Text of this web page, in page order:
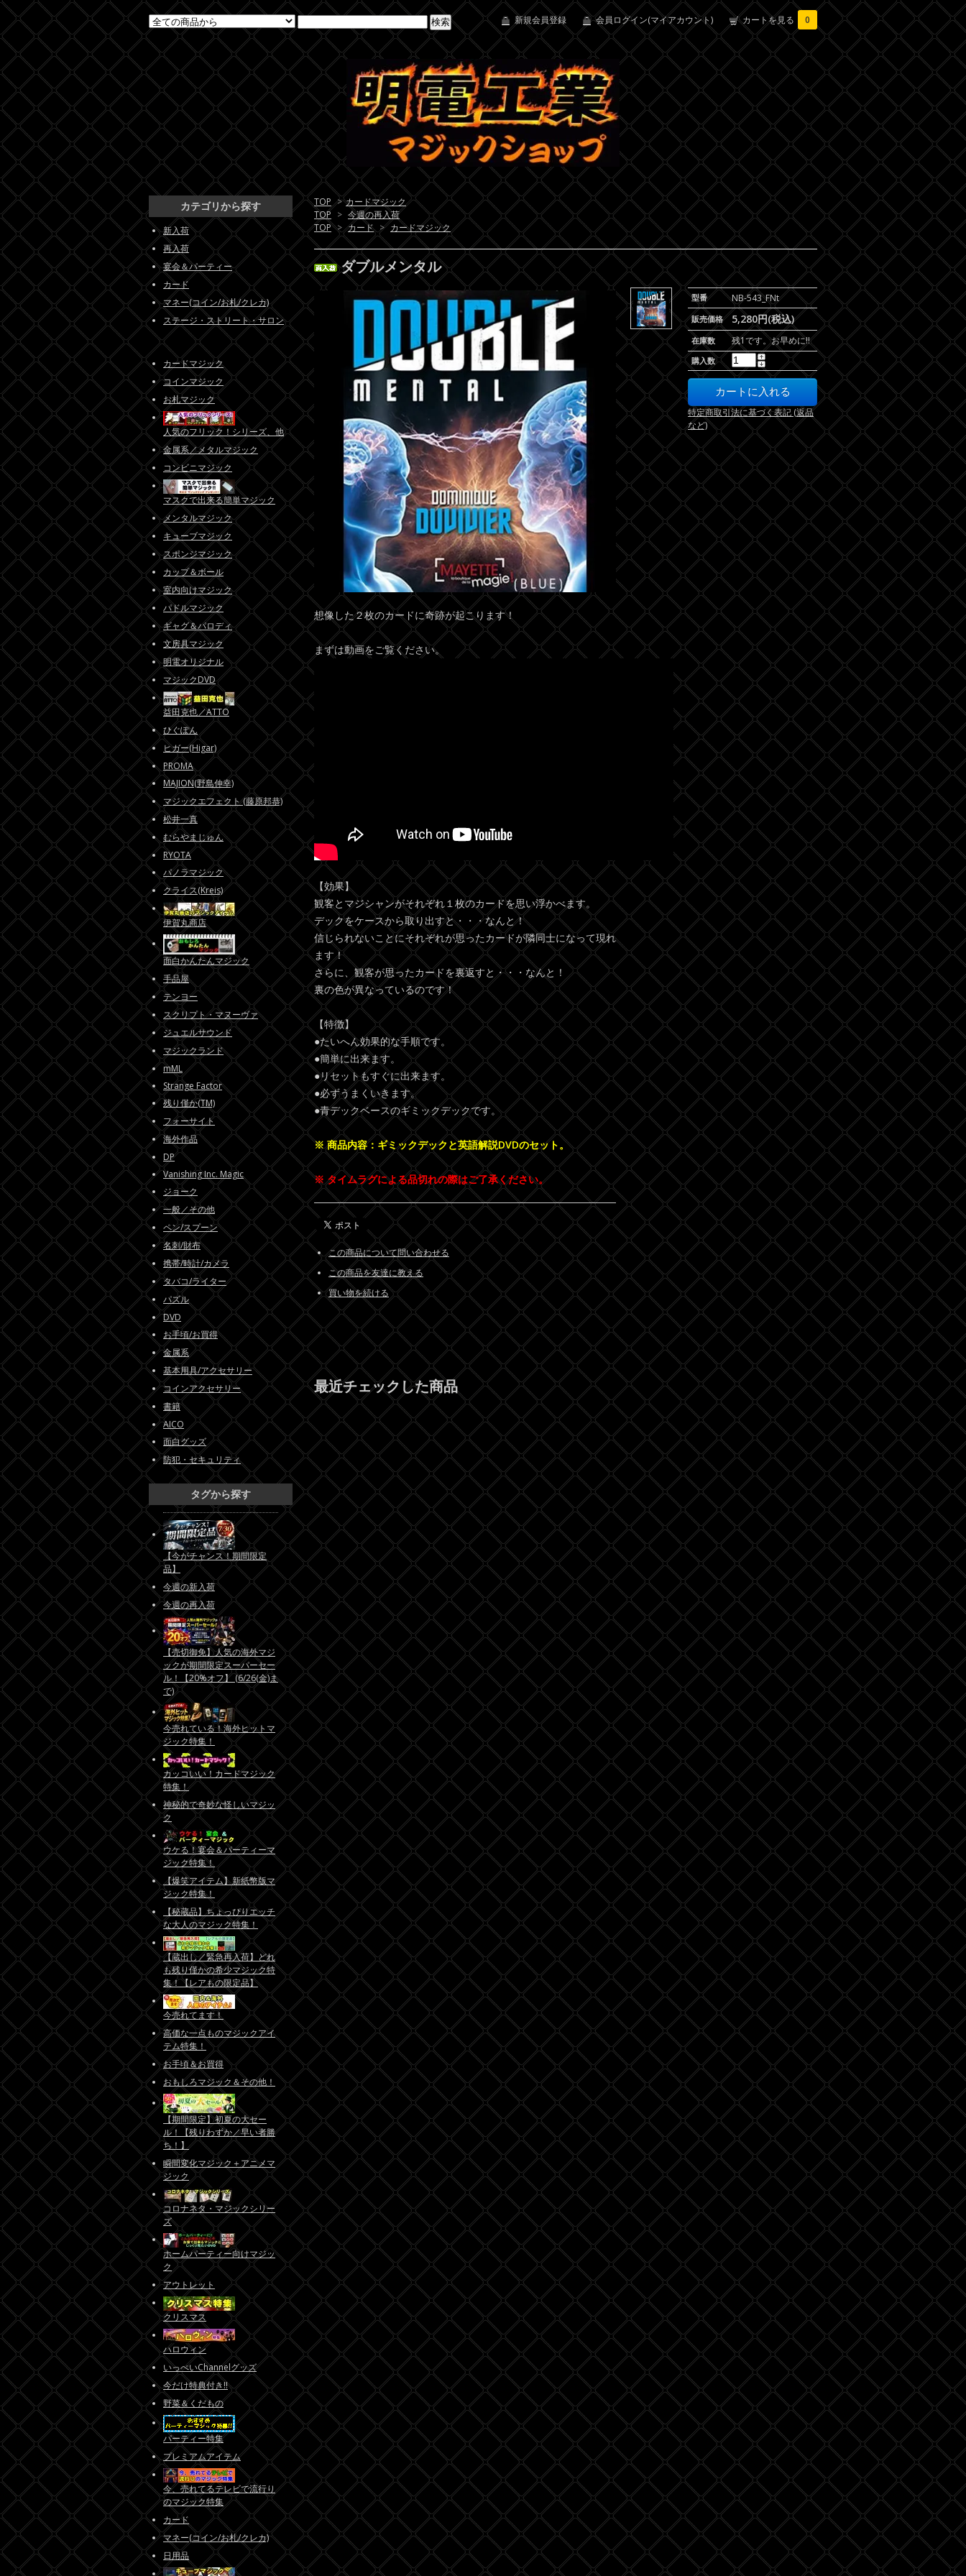
新規会員登録 会員ログイン(マイアカウント) カートを見る 0
TOP > カードマジック
TOP > 今週の再入荷
TOP > カード > カードマジック
ダブルメンタル
型番 NB-543_FNt
販売価格 5,280円(税込)
在庫数 残1です。お早めに!!
購入数
特定商取引法に基づく表記 (返品
など)
想像した２枚のカードに奇跡が起こります！
まずは動画をご覧ください。
【効果】
観客とマジシャンがそれぞれ１枚のカードを思い浮かべます。
デックをケースから取り出すと・・・なんと！
信じられないことにそれぞれが思ったカードが隣同士になって現れ
ます！
さらに、観客が思ったカードを裏返すと・・・なんと！
裏の色が異なっているのです！
【特徴】
●たいへん効果的な手順です。
●簡単に出来ます。
●リセットもすぐに出来ます。
●必ずうまくいきます。
●青デックベースのギミックデックです。
※ 商品内容：ギミックデックと英語解説DVDのセット。
※ タイムラグによる品切れの際はご了承ください。
この商品について問い合わせる
この商品を友達に教える
買い物を続ける
最近チェックした商品
カテゴリから探す
新入荷
再入荷
宴会＆パーティー
カード
マネー(コイン/お札/クレカ)
ステージ・ストリート・サロン
カードマジック
コインマジック
お札マジック
人気のフリック！シリーズ、他
金属系／メタルマジック
コンビニマジック
マスクで出来る簡単マジック
メンタルマジック
キューブマジック
スポンジマジック
カップ＆ボール
室内向けマジック
パドルマジック
ギャグ＆パロディ
文房具マジック
明電オリジナル
マジックDVD
益田克也／ATTO
ひぐぽん
ヒガー(Higar)
PROMA
MAJION(野島伸幸)
マジックエフェクト (藤原邦恭)
松井一真
むらやまじゅん
RYOTA
パノラマジック
クライス(Kreis)
伊賀丸商店
面白かんたんマジック
手品屋
テンヨー
スクリプト・マヌーヴァ
ジュエルサウンド
マジックランド
mML
Strange Factor
残り僅か(TM)
フォーサイト
海外作品
DP
Vanishing Inc. Magic
ジョーク
一般／その他
ペン/スプーン
名刺/財布
携帯/時計/カメラ
タバコ/ライター
パズル
DVD
お手頃/お買得
金属系
基本用具/アクセサリー
コインアクセサリー
書籍
AICO
面白グッズ
防犯・セキュリティ
タグから探す
【今がチャンス！期間限定
品】
今週の新入荷
今週の再入荷
【売切御免】人気の海外マジ
ックが期間限定スーパーセー
ル！【20%オフ】 (6/26(金)ま
で)
今売れている！海外ヒットマ
ジック特集！
カッコいい！カードマジック
特集！
神秘的で奇妙な怪しいマジッ
ク
ウケる！宴会＆パーティーマ
ジック特集！
【爆笑アイテム】新紙幣版マ
ジック特集！
【秘蔵品】ちょっぴりエッチ
な大人のマジック特集！
【蔵出し／緊急再入荷】どれ
も残り僅かの希少マジック特
集！【レアもの限定品】
今売れてます！
高価な一点ものマジックアイ
テム特集！
お手頃＆お買得
おもしろマジック＆その他！
【期間限定】初夏の大セー
ル！【残りわずか／早い者勝
ち！】
瞬間変化マジック＋アニメマ
ジック
コロナネタ・マジックシリー
ズ
ホームパーティー向けマジッ
ク
アウトレット
クリスマス
ハロウィン
いっぺいChannelグッズ
今だけ特典付き!!
野菜＆くだもの
パーティー特集
プレミアムアイテム
今、売れてるテレビで流行り
のマジック特集
カード
マネー(コイン/お札/クレカ)
日用品